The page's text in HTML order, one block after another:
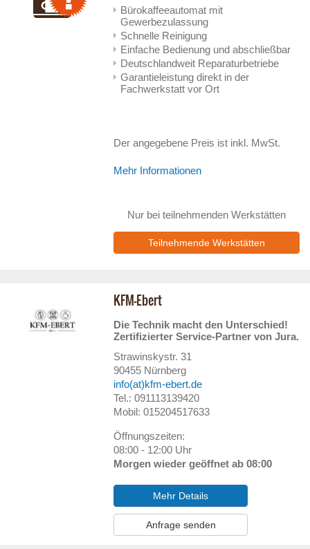
Bürokaffeeautomat mit
Gewerbezulassung
Schnelle Reinigung
Einfache Bedienung und abschließbar
Deutschlandweit Reparaturbetriebe
Garantieleistung direkt in der
Fachwerkstatt vor Ort
Der angegebene Preis ist inkl. MwSt.
Mehr Informationen
Nur bei teilnehmenden Werkstätten
Teilnehmende Werkstätten
KFM-Ebert
Die Technik macht den Unterschied!
Zertifizierter Service-Partner von Jura.
Strawinskystr. 31
90455 Nürnberg
info(at)kfm-ebert.de
Tel.: 091113139420
Mobil: 015204517633
Öffnungszeiten:
08:00 - 12:00 Uhr
Morgen wieder geöffnet ab 08:00
Mehr Details
Anfrage senden